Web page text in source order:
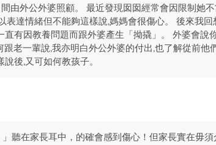
由外公外婆照顧。 最近發現囡囡經常會因限制她
達情緒但不能夠這樣說,媽媽會很傷心。 後來我回
有因教養問題而跟外婆產生「拗撬」。 外婆會說
老一輩說,我亦明白外公外婆的付出,也了解從前他
後,又可如何教孩子。
聽在家長耳中，的確會感到傷心！但家長實在毋